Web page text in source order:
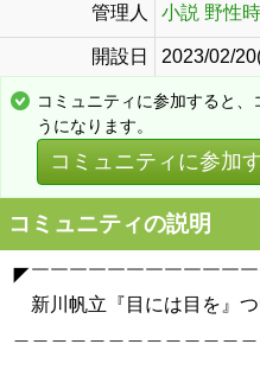
管理人 小説 野性
開設日 2023/02/
コミュニティに参加すると
うになります。
コミュニティに参加
コミュニティの説明
◤￣￣￣￣￣￣￣￣￣￣￣
新川帆立『目には目を』つ
＿＿＿＿＿＿＿＿＿＿＿＿